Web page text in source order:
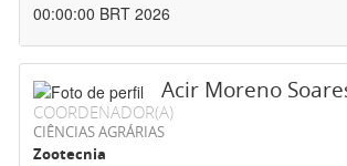
00:00:00 BRT 2026
Acir Moreno
COORDENADOR(A)
CIÊNCIAS AGRÁRIAS
Zootecnia